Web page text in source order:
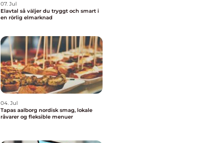
07. Jul
Elavtal så väljer du tryggt och smart i
en rörlig elmarknad
04. Jul
Tapas aalborg nordisk smag, lokale
råvarer og fleksible menuer